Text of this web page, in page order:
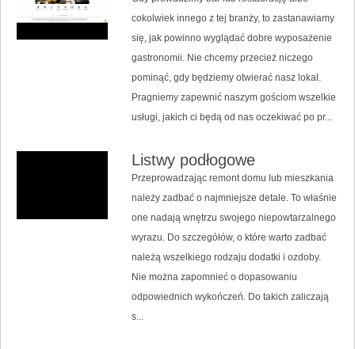
cokolwiek innego z tej branży, to zastanawiamy
się, jak powinno wyglądać dobre wyposażenie
gastronomii. Nie chcemy przecież niczego
pominąć, gdy będziemy otwierać nasz lokal.
Pragniemy zapewnić naszym gościom wszelkie
usługi, jakich ci będą od nas oczekiwać po pr...
Listwy podłogowe
Przeprowadzając remont domu lub mieszkania
należy zadbać o najmniejsze detale. To właśnie
one nadają wnętrzu swojego niepowtarzalnego
wyrazu. Do szczegółów, o które warto zadbać
należą wszelkiego rodzaju dodatki i ozdoby.
Nie można zapomnieć o dopasowaniu
odpowiednich wykończeń. Do takich zaliczają
s...